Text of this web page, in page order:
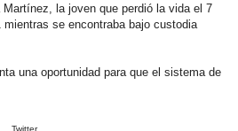
la joven que perdió la vida el 7
mientras se encontraba bajo custodia
una oportunidad para que el sistema de
Twitter